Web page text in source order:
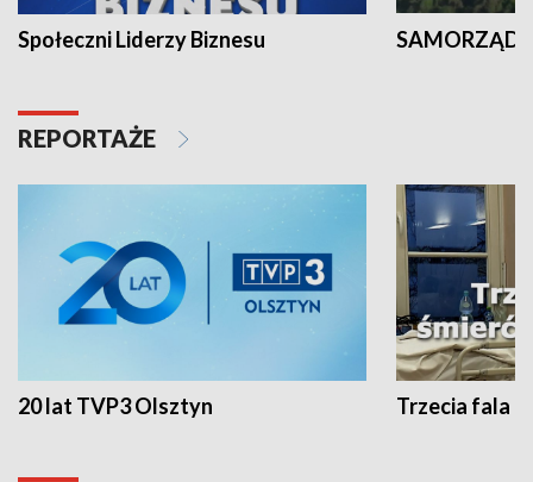
Społeczni Liderzy Biznesu SAMORZĄD
REPORTAŻE
20 lat TVP3 Olsztyn Trzecia fala -